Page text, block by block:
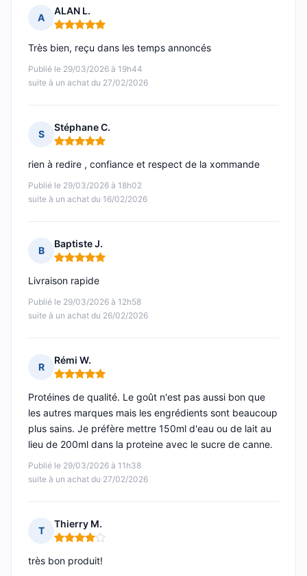
A
ALAN L.
Note : 5 sur 5
Publié le 29/03/2026 à 19h44
suite à un achat du 27/02/2026
Très bien, reçu dans les temps annoncés
S
Stéphane C.
Note : 5 sur 5
Publié le 29/03/2026 à 18h02
suite à un achat du 16/02/2026
rien à redire , confiance et respect de la xommande
B
Baptiste J.
Note : 5 sur 5
Publié le 29/03/2026 à 12h58
suite à un achat du 26/02/2026
Livraison rapide
R
Rémi W.
Note : 5 sur 5
Publié le 29/03/2026 à 11h38
suite à un achat du 27/02/2026
Protéines de qualité. Le goût n'est pas aussi bon que
les autres marques mais les engrédients sont beaucoup
plus sains. Je préfère mettre 150ml d'eau ou de lait au
lieu de 200ml dans la proteine avec le sucre de canne.
T
Thierry M.
Note : 4 sur 5
très bon produit!